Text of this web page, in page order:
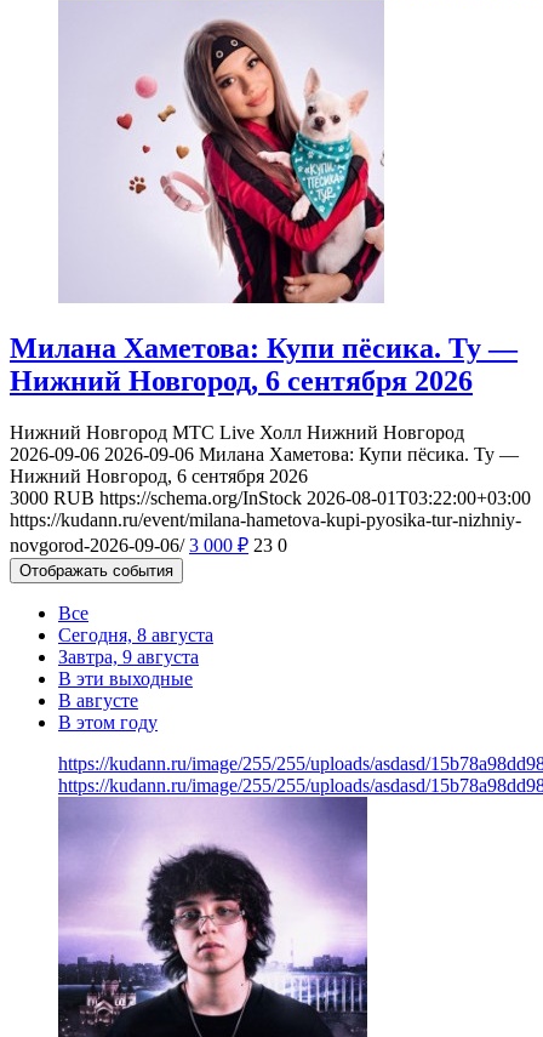
Милана Хаметова: Купи пёсика. Ту —
Нижний Новгород, 6 сентября 2026
Нижний Новгород МТС Live Холл Нижний Новгород
2026-09-06 2026-09-06 Милана Хаметова: Купи пёсика. Ту —
Нижний Новгород, 6 сентября 2026
3000 RUB https://schema.org/InStock 2026-08-01T03:22:00+03:00
https://kudann.ru/event/milana-hametova-kupi-pyosika-tur-nizhniy-
novgorod-2026-09-06/ 3 000 ₽ 23 0
Отображать события
Все
Сегодня, 8 августа
Завтра, 9 августа
В эти выходные
В августе
В этом году
https://kudann.ru/image/255/255/uploads/asdasd/
https://kudann.ru/image/255/255/uploads/asdasd/